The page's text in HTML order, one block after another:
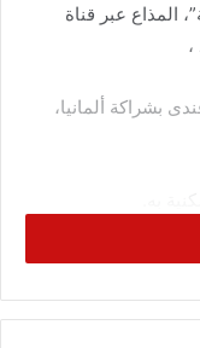
المذاع عبر قناة
ألمانيا،
اكتمال كافة الخدمات